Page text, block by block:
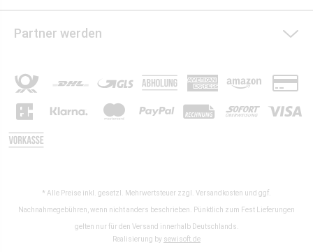
Partner werden
* Alle Preise inkl. gesetzl. Mehrwertsteuer zzgl. Versandkosten und ggf.
Nachnahmegebühren, wenn nicht anders beschrieben. Pünktlich zum Fest Lieferungen
gelten nur für den Versand innerhalb Deutschlands.
Realisierung by sewisoft.de